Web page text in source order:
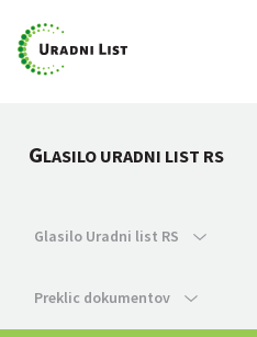
GLASILO URADNI LIST RS
Glasilo Uradni list RS
Preklic dokumentov